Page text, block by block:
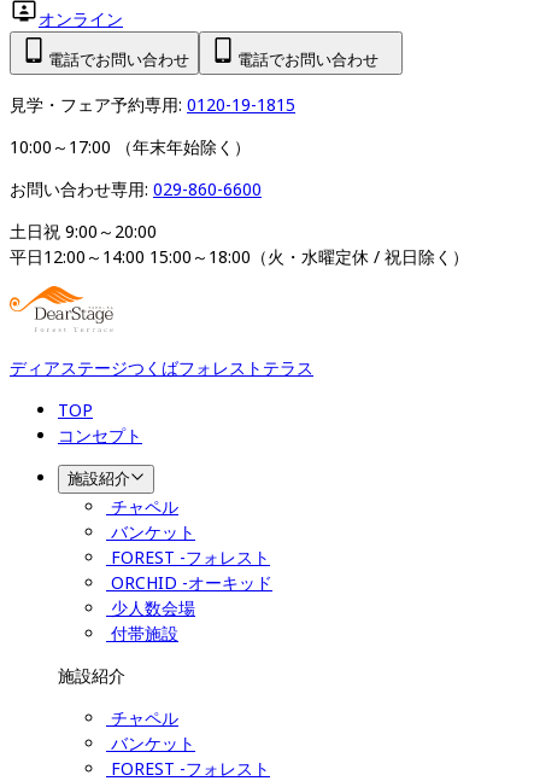
オンライン
電話でお問い合わせ 電話でお問い合わせ
見学・フェア予約専用: 0120-19-1815
10:00～17:00 （年末年始除く）
お問い合わせ専用: 029-860-6600
土日祝 9:00～20:00
平日12:00～14:00 15:00～18:00（火・水曜定休 / 祝日除く）
ディアステージつくばフォレストテラス
TOP
コンセプト
施設紹介
チャペル
バンケット
FOREST -フォレスト
ORCHID -オーキッド
少人数会場
付帯施設
施設紹介
チャペル
バンケット
FOREST -フォレスト